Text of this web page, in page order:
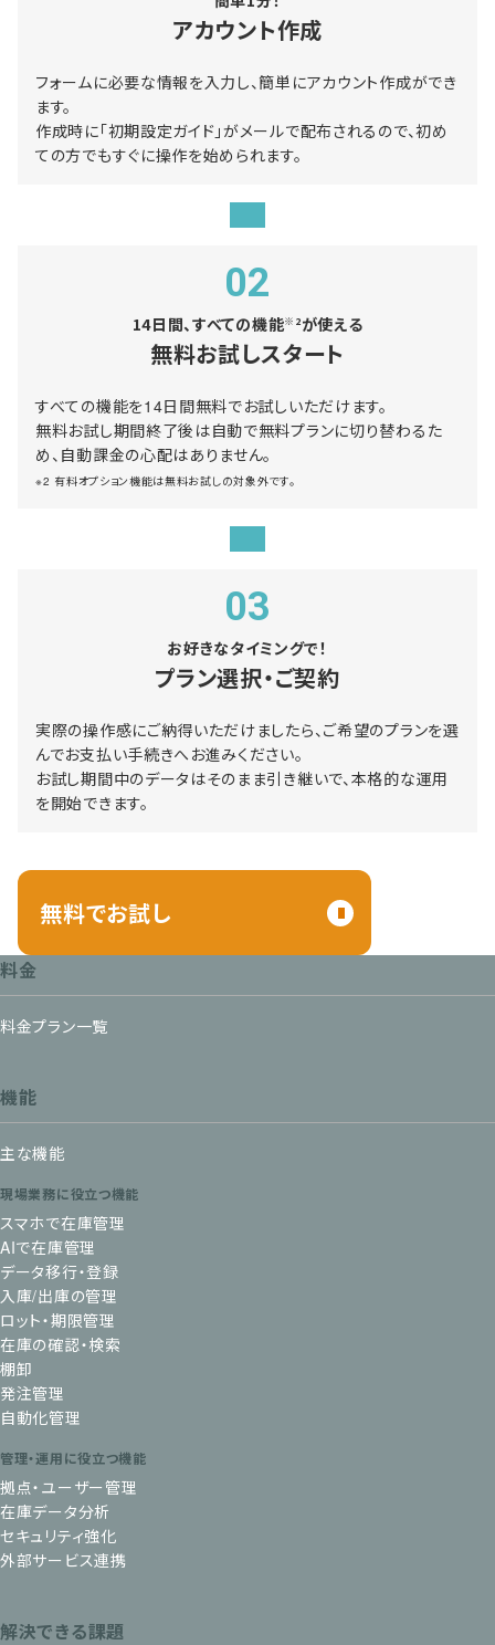
アカウント作成
フォームに必要な情報を入力し、簡単にアカウント作成ができ
ます。
作成時に「初期設定ガイド」がメールで配布されるので、初め
ての方でもすぐに操作を始められます。
02
14日間、すべての機能※2が使える
無料お試しスタート
すべての機能を14日間無料でお試しいただけます。
無料お試し期間終了後は自動で無料プランに切り替わるた
め、自動課金の心配はありません。
※2 有料オプション機能は無料お試しの対象外です。
03
お好きなタイミングで！
プラン選択・ご契約
実際の操作感にご納得いただけましたら、ご希望のプランを選
んでお支払い手続きへお進みください。
お試し期間中のデータはそのまま引き継いで、本格的な運用
を開始できます。
無料でお試し
料金
料金プラン一覧
機能
主な機能
現場業務に役立つ機能
スマホで在庫管理
AIで在庫管理
データ移行・登録
入庫/出庫の管理
ロット・期限管理
在庫の確認・検索
棚卸
発注管理
自動化管理
管理・運用に役立つ機能
拠点・ユーザー管理
在庫データ分析
セキュリティ強化
外部サービス連携
解決できる課題